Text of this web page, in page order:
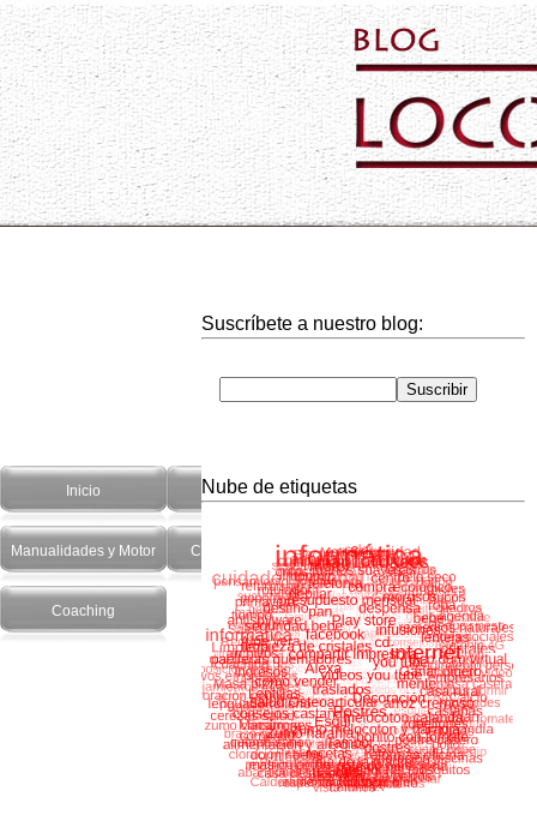
Inicio Hogar
Manualidades y Motor Cuidado Personal Salud y recetas
Coaching
Suscríbete a nuestro blog:
Nube de etiquetas